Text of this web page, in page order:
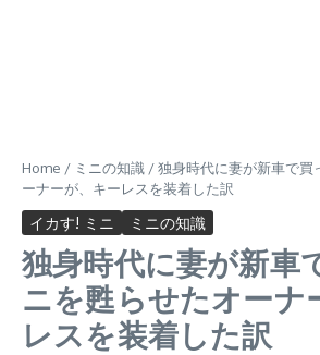
Home / ミニの知識 /独身時代に妻が新車で買
ーナーが、キーレスを装着した訳
イカす! ミニ ミニの知識
独身時代に妻が新車
ニを甦らせたオーナ
レスを装着した訳